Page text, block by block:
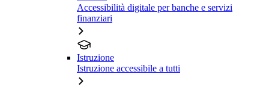
Accessibilità digitale per banche e servizi
finanziari
Istruzione
Istruzione accessibile a tutti